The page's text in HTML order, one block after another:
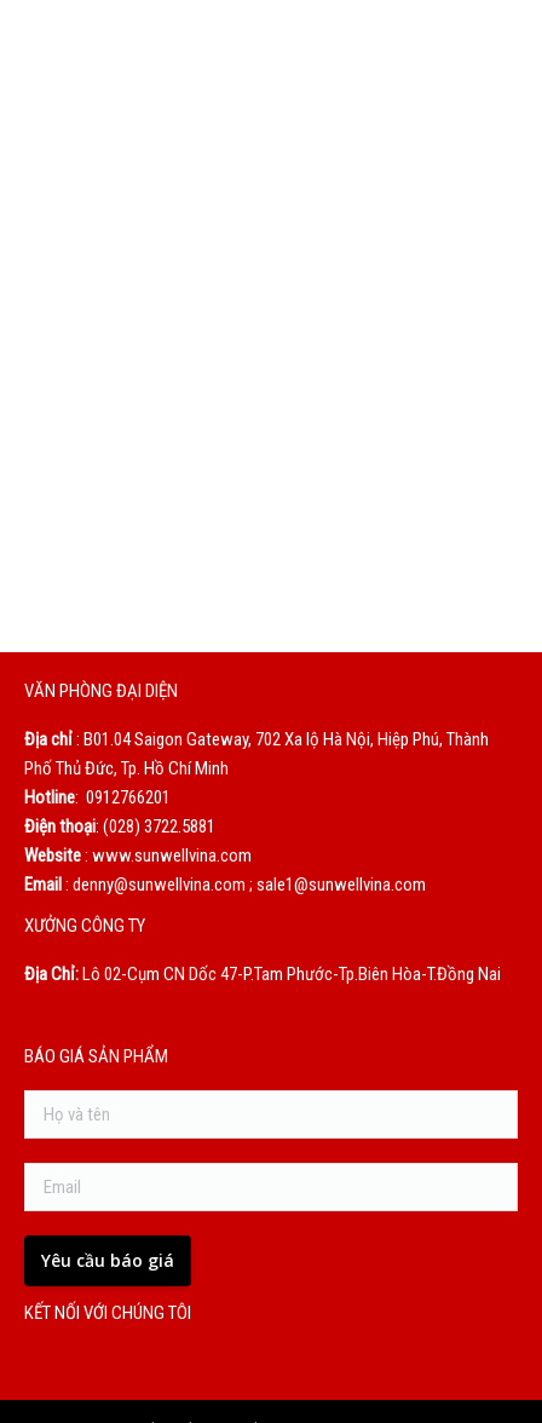
VĂN PHÒNG ĐẠI DIỆN
Địa chỉ: B01.04 Saigon Gateway, 702 Xa lộ Hà Nội, Hiệp Phú, Thành
Phố Thủ Đức, Tp. Hồ Chí Minh
Hotline: 0912766201
Điện thoại: (028) 3722.5881
Website: www.sunwellvina.com
Email: denny@sunwellvina.com ; sale1@sunwellvina.com
XƯỞNG CÔNG TY
Địa Chỉ:Lô 02-Cụm CN Dốc 47-P.Tam Phước-Tp.Biên Hòa-T.Đồng Nai
BÁO GIÁ SẢN PHẨM
KẾT NỐI VỚI CHÚNG TÔI